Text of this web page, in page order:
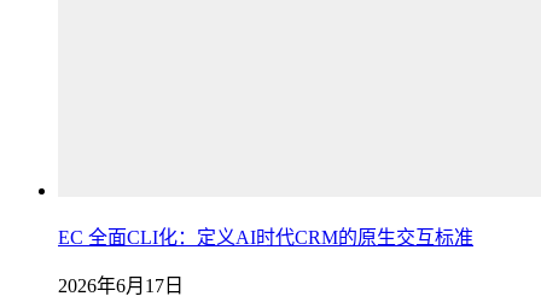
EC 全面CLI化：定义AI时代CRM的原生交互标准
2026年6月17日